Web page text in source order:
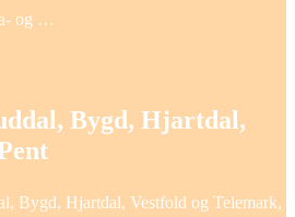
og …
Bygd, Hjartdal,
Bygd, Hjartdal, Vestfold og Telemark,